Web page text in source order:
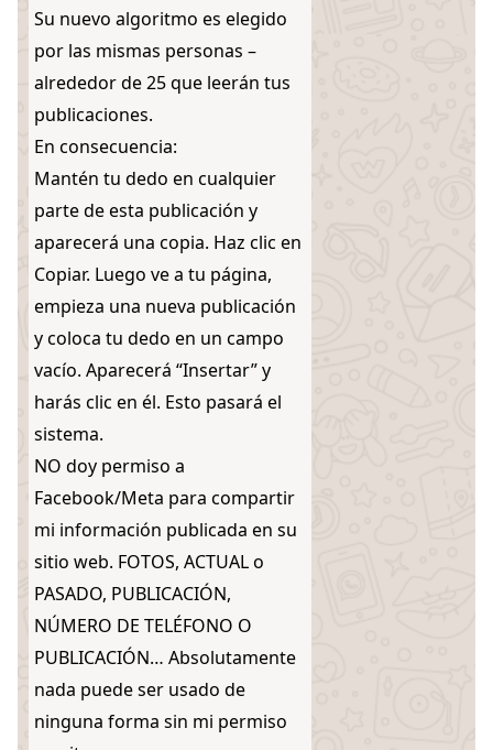
Su nuevo algoritmo es elegido
por las mismas personas –
alrededor de 25 que leerán tus
publicaciones.
En consecuencia:
Mantén tu dedo en cualquier
parte de esta publicación y
aparecerá una copia. Haz clic en
Copiar. Luego ve a tu página,
empieza una nueva publicación
y coloca tu dedo en un campo
vacío. Aparecerá “Insertar” y
harás clic en él. Esto pasará el
sistema.
NO doy permiso a
Facebook/Meta para compartir
mi información publicada en su
sitio web. FOTOS, ACTUAL o
PASADO, PUBLICACIÓN,
NÚMERO DE TELÉFONO O
PUBLICACIÓN… Absolutamente
nada puede ser usado de
ninguna forma sin mi permiso